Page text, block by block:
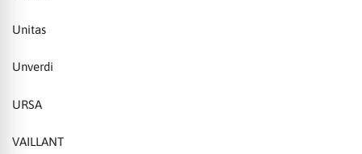
Unitas
Unverdi
URSA
VAILLANT